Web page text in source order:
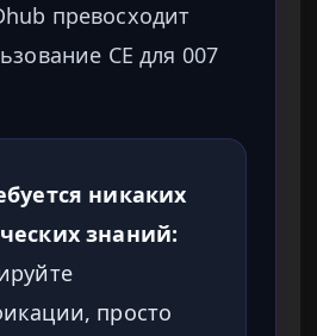
превосходит
CE для 007
никаких
знаний:
просто